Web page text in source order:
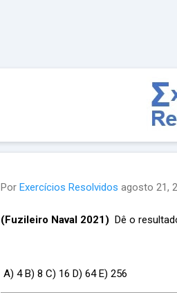
Por Exercícios Resolvidos agosto 21,
(Fuzileiro Naval 2021) Dê o
A) 4 B) 8 C) 16 D) 64 E) 256